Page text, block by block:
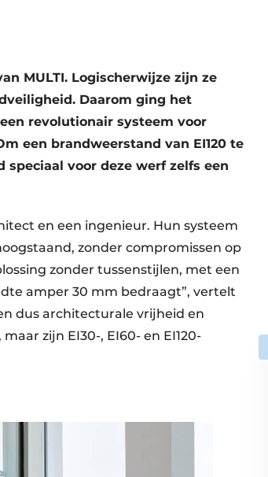
MULTI. Logischerwijze zijn ze
Daarom ging het
revolutionair systeem voor
een brandweerstand van EI120 te
voor deze werf zelfs een
en een ingenieur. Hun systeem
zonder compromissen op
zonder tussenstijlen, met een
amper 30 mm bedraagt”, vertelt
dus architecturale vrijheid en
zijn EI30-, EI60- en EI120-